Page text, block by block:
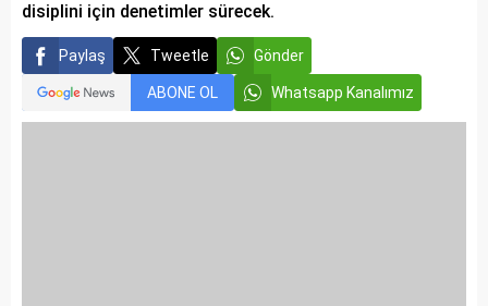
disiplini için denetimler sürecek.
Paylaş Tweetle Gönder
ABONE OL Whatsapp Kanalımız